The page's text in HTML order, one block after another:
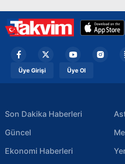
Üye Girişi Üye Ol
Son Dakika Haberleri
Güncel
Ekonomi Haberleri